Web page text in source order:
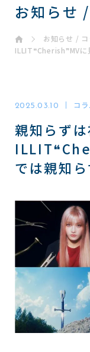
WEB
電話で問い合わ
診療時間
8:00 - 18:30
※
お知らせ
お知らせ / コ
ILLIT❝Cherish❞MVに
2025.03.10 コ
親知らず
では親知